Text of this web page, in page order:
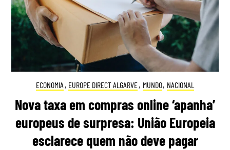
ECONOMIA , EUROPE DIRECT ALGARVE, MUNDO, NACIONAL
Nova taxa em compras online ‘apanha’
europeus de surpresa: União Europeia
esclarece quem não deve pagar